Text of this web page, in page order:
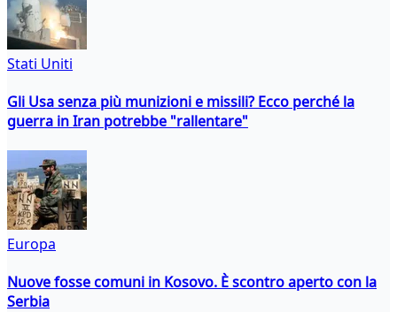
Stati Uniti
Gli Usa senza più munizioni e missili? Ecco perché la
guerra in Iran potrebbe "rallentare"
Europa
Nuove fosse comuni in Kosovo. È scontro aperto con la
Serbia